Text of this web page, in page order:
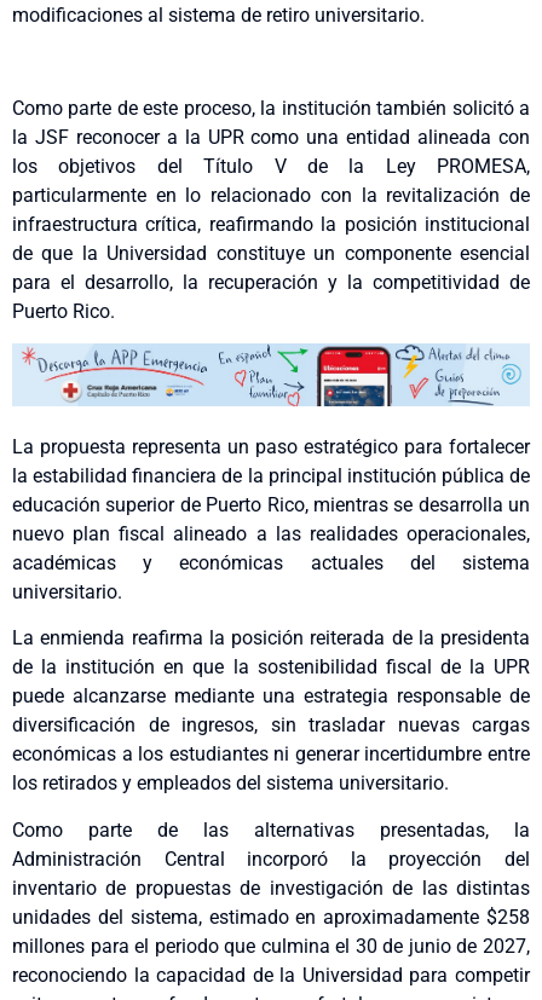
modificaciones al sistema de retiro universitario.
Como parte de este proceso, la institución también solicitó a
la JSF reconocer a la UPR como una entidad alineada con
los objetivos del Título V de la Ley PROMESA,
particularmente en lo relacionado con la revitalización de
infraestructura crítica, reafirmando la posición institucional
de que la Universidad constituye un componente esencial
para el desarrollo, la recuperación y la competitividad de
Puerto Rico.
La propuesta representa un paso estratégico para fortalecer
la estabilidad financiera de la principal institución pública de
educación superior de Puerto Rico, mientras se desarrolla un
nuevo plan fiscal alineado a las realidades operacionales,
académicas y económicas actuales del sistema
universitario.
La enmienda reafirma la posición reiterada de la presidenta
de la institución en que la sostenibilidad fiscal de la UPR
puede alcanzarse mediante una estrategia responsable de
diversificación de ingresos, sin trasladar nuevas cargas
económicas a los estudiantes ni generar incertidumbre entre
los retirados y empleados del sistema universitario.
Como parte de las alternativas presentadas, la
Administración Central incorporó la proyección del
inventario de propuestas de investigación de las distintas
unidades del sistema, estimado en aproximadamente $258
millones para el periodo que culmina el 30 de junio de 2027,
reconociendo la capacidad de la Universidad para competir